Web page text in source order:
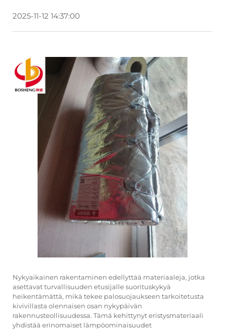
2025-11-12 14:37:00
Nykyaikainen rakentaminen edellyttää materiaaleja, jotka
asettavat turvallisuuden etusijalle suorituskykyä
heikentämättä, mikä tekee palosuojaukseen tarkoitetusta
kivivillasta olennaisen osan nykypäivän
rakennusteollisuudessa. Tämä kehittynyt eristysmateriaali
yhdistää erinomaiset lämpöominaisuudet